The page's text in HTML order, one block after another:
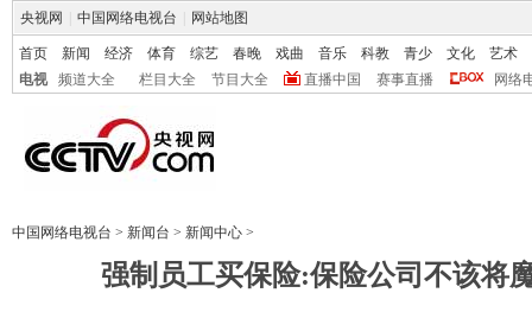
央视网 中国网络电视台 网站地图
首页 新闻 经济 体育 综艺 春晚 戏曲 音乐 科教 青少 文化
艺术
电视
频道大全 栏目大全 节目大全 直播中国 赛事直播 网络
中国网络电视台 > 新闻台 > 新闻中心 >
强制员工买保险:保险公司不该将